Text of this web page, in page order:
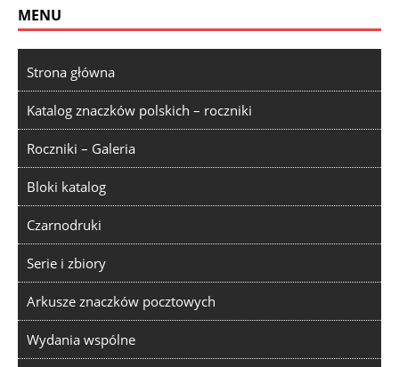
MENU
Strona główna
Katalog znaczków polskich – roczniki
Roczniki – Galeria
Bloki katalog
Czarnodruki
Serie i zbiory
Arkusze znaczków pocztowych
Wydania wspólne